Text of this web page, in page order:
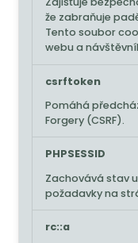
že zabraňuje
Tento soubor
webu a
csrftoken
Pomáhá
Forgery (CSRF).
PHPSESSID
Zachovává stav
požadavky na
rc::a